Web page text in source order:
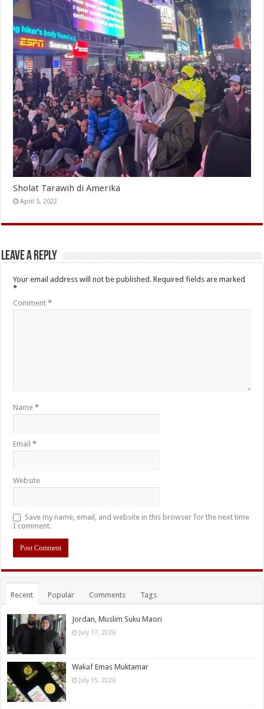
Sholat Tarawih di Amerika
April 5, 2022
Leave a Reply
Your email address will not be published. Required fields are marked
*
Comment*
Name*
Email*
Website
Save my name, email, and website in this browser for the next time
I comment.
Recent Popular Comments Tags
Jordan, Muslim Suku Maori
July 17, 2026
Wakaf Emas Muktamar
July 15, 2026